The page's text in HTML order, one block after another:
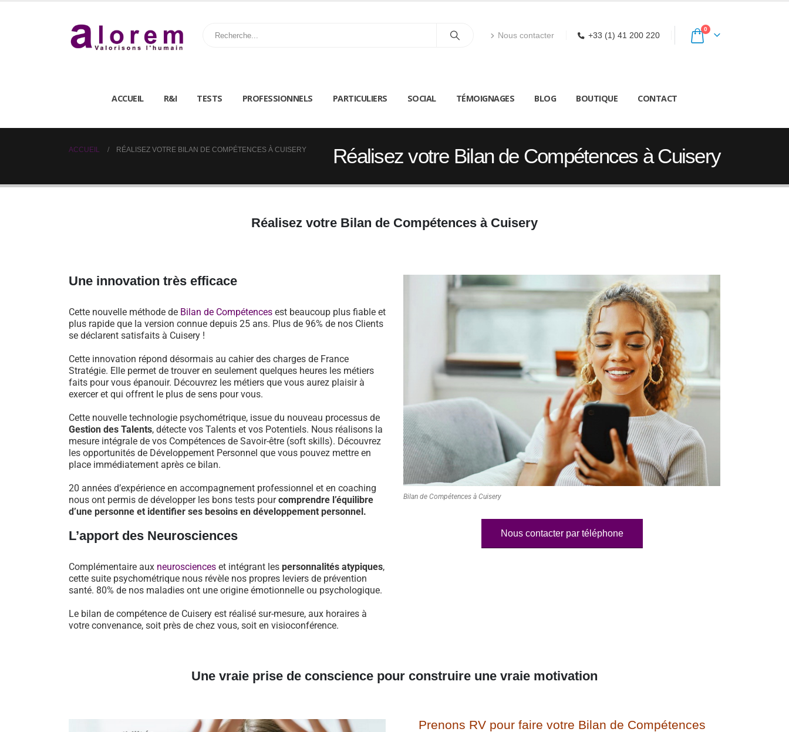
Nous contacter +33 (1) 41 200 220
0
ACCUEIL R&I TESTS PROFESSIONNELS PARTICULIERS SOCIAL TÉMOIGNAGES BLOG BOUTIQUE CONTACT
Réalisez votre Bilan de Compétences à Cuisery
ACCUEIL RÉALISEZ VOTRE BILAN DE COMPÉTENCES À CUISERY
Réalisez votre Bilan de Compétences à Cuisery
Une innovation très efficace
Cette nouvelle méthode de Bilan de Compétences est beaucoup plus fiable et
plus rapide que la version connue depuis 25 ans. Plus de 96% de nos Clients
se déclarent satisfaits à Cuisery !
Cette innovation répond désormais au cahier des charges de France
Stratégie. Elle permet de trouver en seulement quelques heures les métiers
faits pour vous épanouir. Découvrez les métiers que vous aurez plaisir à
exercer et qui offrent le plus de sens pour vous.
Cette nouvelle technologie psychométrique, issue du nouveau processus de
Gestion des Talents, détecte vos Talents et vos Potentiels. Nous réalisons la
mesure intégrale de vos Compétences de Savoir-être (soft skills). Découvrez
les opportunités de Développement Personnel que vous pouvez mettre en
place immédiatement après ce bilan.
20 années d’expérience en accompagnement professionnel et en coaching
nous ont permis de développer les bons tests pourcomprendre l’équilibre
d’une personne et identifier ses besoins en développement personnel.
L’apport des Neurosciences
Complémentaire aux neurosciences et intégrant les personnalités atypiques,
cette suite psychométrique nous révèle nos propres leviers de prévention
santé. 80% de nos maladies ont une origine émotionnelle ou psychologique.
Le bilan de compétence de Cuisery est réalisé sur-mesure, aux horaires à
votre convenance, soit près de chez vous, soit en visioconférence.
Bilan de Compétences à Cuisery
Nous contacter par téléphone
Une vraie prise de conscience pour construire une vraie motivation
Prenons RV pour faire votre Bilan de Compétences